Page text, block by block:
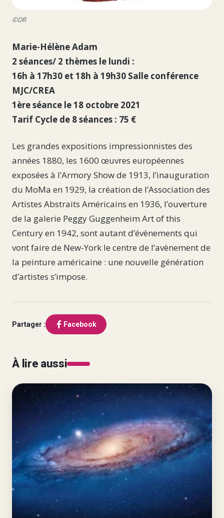
©DR
Marie-Hélène Adam
2 séances/ 2 thèmes le lundi :
16h à 17h30 et 18h à 19h30 Salle conférence
MJC/CREA
1ère séance le 18 octobre 2021
Tarif Cycle de 8 séances : 75 €
Les grandes expositions impressionnistes des
années 1880, les 1600 œuvres européennes
exposées à l’Armory Show de 1913, l’inauguration
du MoMa en 1929, la création de l’Association des
Artistes Abstraits Américains en 1936, l’ouverture
de la galerie Peggy Guggenheim Art of this
Century en 1942, sont autant d’évènements qui
vont faire de New-York le centre de l’avènement de
la peinture américaine : une nouvelle génération
d’artistes s’impose.
Partager : Facebook
À lire aussi